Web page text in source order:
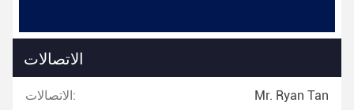
الاتصالات
الاتصالات: Mr. Ryan Tan